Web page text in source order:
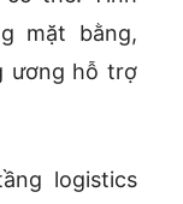
mặt bằng,
ương hỗ trợ
logistics